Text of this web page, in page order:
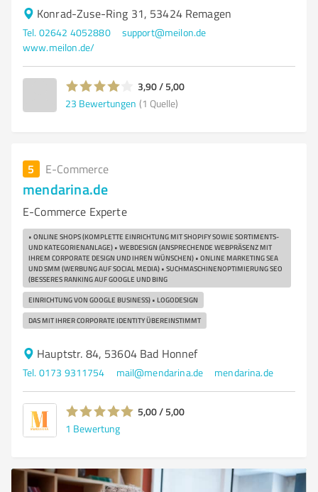
Konrad-Zuse-Ring 31, 53424 Remagen
Tel. 02642 4052880
support@meilon.de
www.meilon.de/
3,90 / 5,00
23 Bewertungen (1 Quelle)
5 E-Commerce
mendarina.de
E-Commerce Experte
• ONLINE SHOPS (KOMPLETTE EINRICHTUNG MIT SHOPIFY SOWIE SORTIMENTS-
UND KATEGORIENANLAGE) • WEBDESIGN (ANSPRECHENDE WEBPRÄSENZ MIT
IHREM CORPORATE DESIGN UND IHREN WÜNSCHEN) • ONLINE MARKETING SEA
UND SMM (WERBUNG AUF SOCIAL MEDIA) • SUCHMASCHINENOPTIMIERUNG SEO
(BESSERES RANKING AUF GOOGLE UND BING
EINRICHTUNG VON GOOGLE BUSINESS) • LOGODESIGN
DAS MIT IHRER CORPORATE IDENTITY ÜBEREINSTIMMT
Hauptstr. 84, 53604 Bad Honnef
Tel. 0173 9311754 mail@mendarina.de mendarina.de
5,00 / 5,00
1 Bewertung